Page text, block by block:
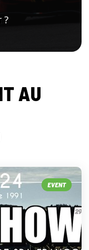
?
AU
EVENT